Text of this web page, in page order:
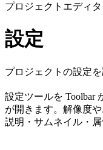
プロジェクトエディタ
設定
プロジェクトの設定
設定ツールを Toolbar
が開きます。解像度
説明・サムネイル・